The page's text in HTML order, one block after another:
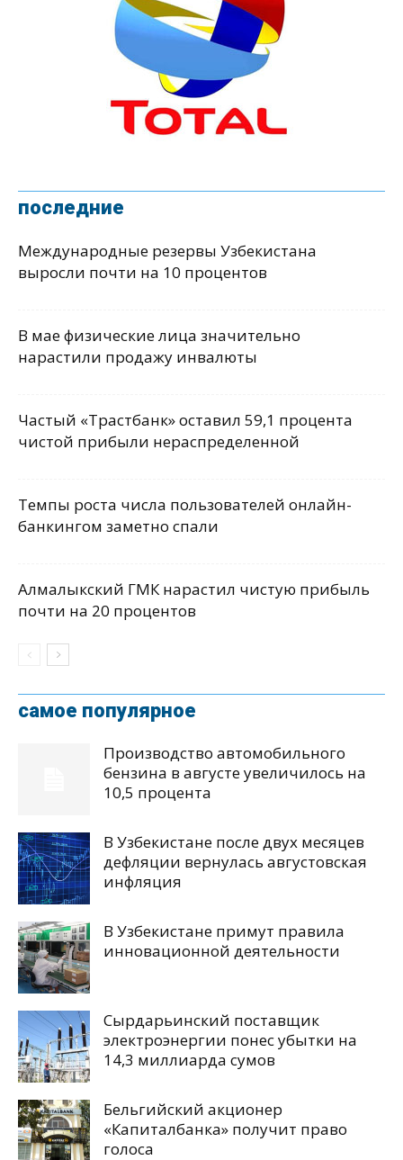
последние
Международные резервы Узбекистана
выросли почти на 10 процентов
В мае физические лица значительно
нарастили продажу инвалюты
Частый «Трастбанк» оставил 59,1 процента
чистой прибыли нераспределенной
Темпы роста числа пользователей онлайн-
банкингом заметно спали
Алмалыкский ГМК нарастил чистую прибыль
почти на 20 процентов
самое популярное
Производство автомобильного
бензина в августе увеличилось на
10,5 процента
В Узбекистане после двух месяцев
дефляции вернулась августовская
инфляция
В Узбекистане примут правила
инновационной деятельности
Сырдарьинский поставщик
электроэнергии понес убытки на
14,3 миллиарда сумов
Бельгийский акционер
«Капиталбанка» получит право
голоса